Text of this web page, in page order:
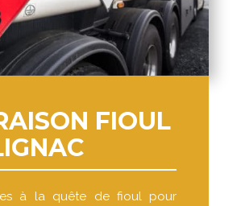
FIOUL
à la quête de fioul pour